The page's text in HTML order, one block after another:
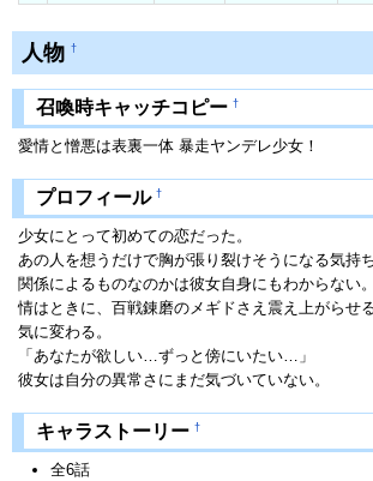
人物 †
召喚時キャッチコピー †
愛情と憎悪は表裏一体 暴走ヤンデレ少女！
プロフィール †
少女にとって初めての恋だった。
あの人を想うだけで胸が張り裂けそうになる気持
関係によるものなのかは彼女自身にもわからない
情はときに、百戦錬磨のメギドさえ震え上がらせ
気に変わる。
「あなたが欲しい…ずっと傍にいたい…」
彼女は自分の異常さにまだ気づいていない。
キャラストーリー †
全6話